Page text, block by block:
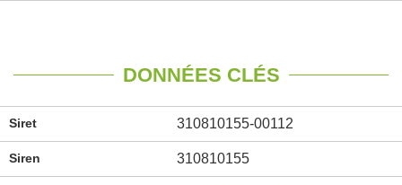
DONNÉES CLÉS
Siret 310810155-00112
Siren 310810155